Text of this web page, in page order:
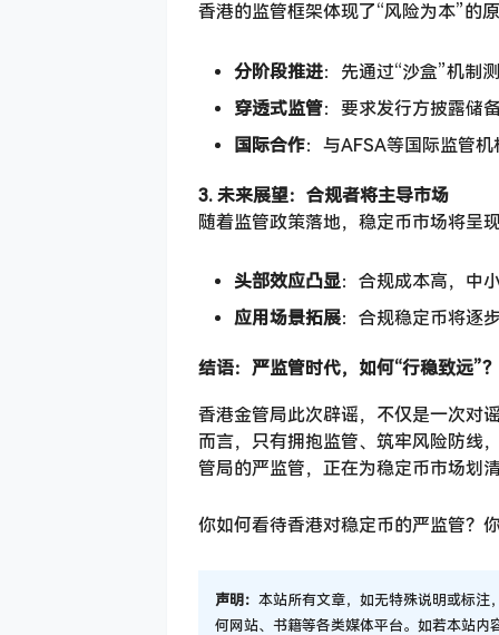
香港的监管框架体现了“风险为本”的
分阶段推进：先通过“沙盒”机制
穿透式监管：要求发行方披露储
国际合作：与AFSA等国际监管
3. 未来展望：合规者将主导市场
随着监管政策落地，稳定币市场将呈
头部效应凸显：合规成本高，中
应用场景拓展：合规稳定币将逐
结语：严监管时代，如何“行稳致远”？
香港金管局此次辟谣，不仅是一次对
而言，只有拥抱监管、筑牢风险防线
管局的严监管，正在为稳定币市场划
你如何看待香港对稳定币的严监管？
声明： 本站所有文章，如无特殊说明或标注
何网站、书籍等各类媒体平台。如若本站